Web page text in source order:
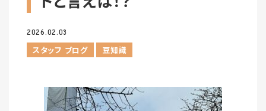
2026.02.03
スタッフ ブログ
豆知識